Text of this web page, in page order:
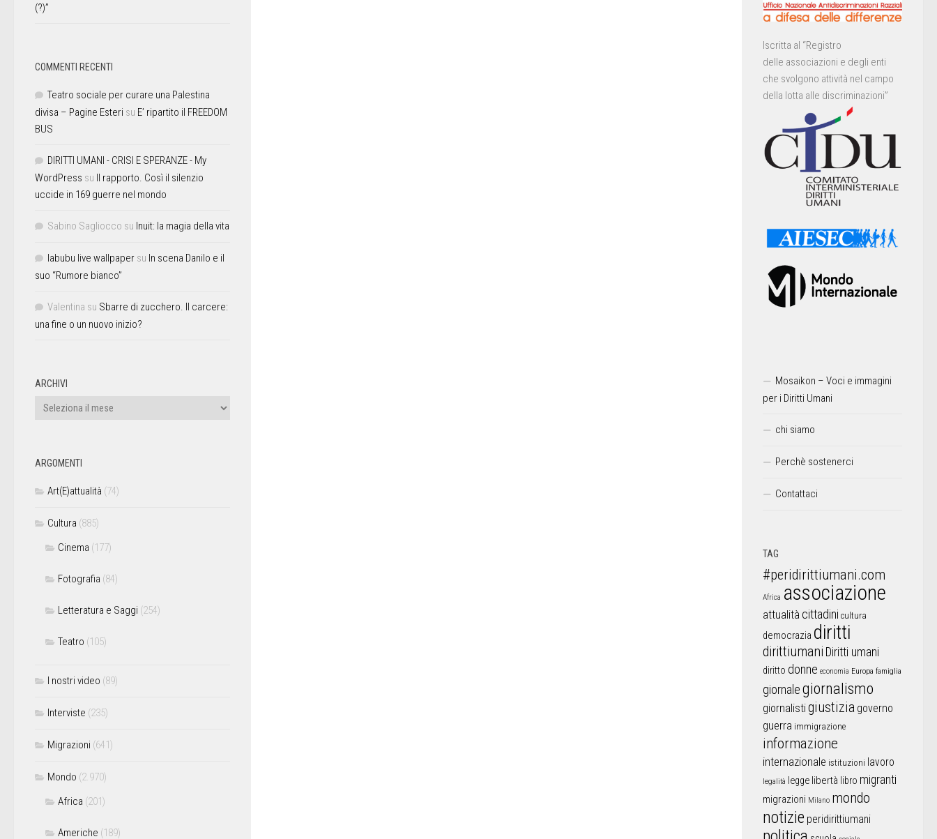
(?)”
COMMENTI RECENTI
Teatro sociale per curare una Palestina
divisa – Pagine Esteri su E’ ripartito il FREEDOM
BUS
DIRITTI UMANI - CRISI E SPERANZE - My
WordPress su Il rapporto. Così il silenzio
uccide in 169 guerre nel mondo
Sabino Sagliocco su Inuit: la magia della vita
labubu live wallpaper su In scena Danilo e il
suo “Rumore bianco”
Valentina su Sbarre di zucchero. Il carcere:
una fine o un nuovo inizio?
ARCHIVI
ARGOMENTI
Art(E)attualità (74)
Cultura (885)
Cinema (177)
Fotografia (84)
Letteratura e Saggi (254)
Teatro (105)
I nostri video (89)
Interviste (235)
Migrazioni (641)
Mondo (2.970)
Africa (201)
Americhe (189)
Iscritta al “Registro
delle associazioni e degli enti
che svolgono attività nel campo
della lotta alle discriminazioni”
Mosaikon – Voci e immagini
per i Diritti Umani
chi siamo
Perchè sostenerci
Contattaci
TAG
#peridirittiumani.com
Africa associazione
attualità cittadini cultura
democrazia diritti
dirittiumani Diritti umani
diritto donne economia Europa famiglia
giornalegiornalismo
giornalistigiustizia governo
guerra immigrazione
informazione
internazionale istituzioni lavoro
legalità legge libertà libro migranti
migrazioni Milano mondo
notizie peridirittiumani